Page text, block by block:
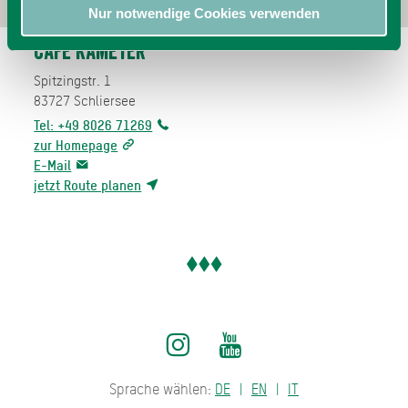
Nur notwendige Cookies verwenden
Café Kameter
Spitzingstr. 1
83727 Schliersee
Tel: +49 8026 71269
zur Homepage
E-Mail
jetzt Route planen
Sprache wählen: DE EN IT